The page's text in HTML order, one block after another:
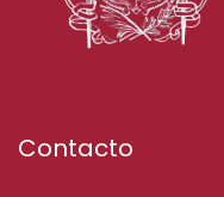
Contacto